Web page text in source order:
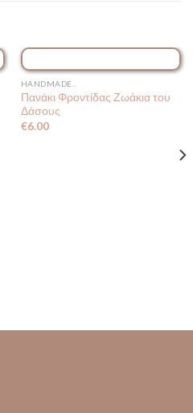
HANDMADE..
Πανάκι Φροντίδας Ζωάκια του
Δάσους
€6.00